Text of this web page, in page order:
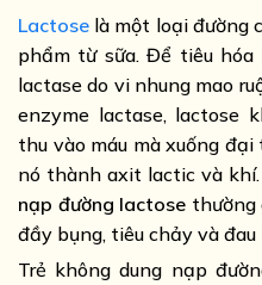
Lactose là một loại đường
phẩm từ sữa. Để tiêu
lactase do vi nhung mao
enzyme lactase, lactose
thu vào máu mà xuống
nó thành axit lactic và
nạp đường lactose thường
đầy bụng, tiêu chảy và đau
Trẻ không dung nạp